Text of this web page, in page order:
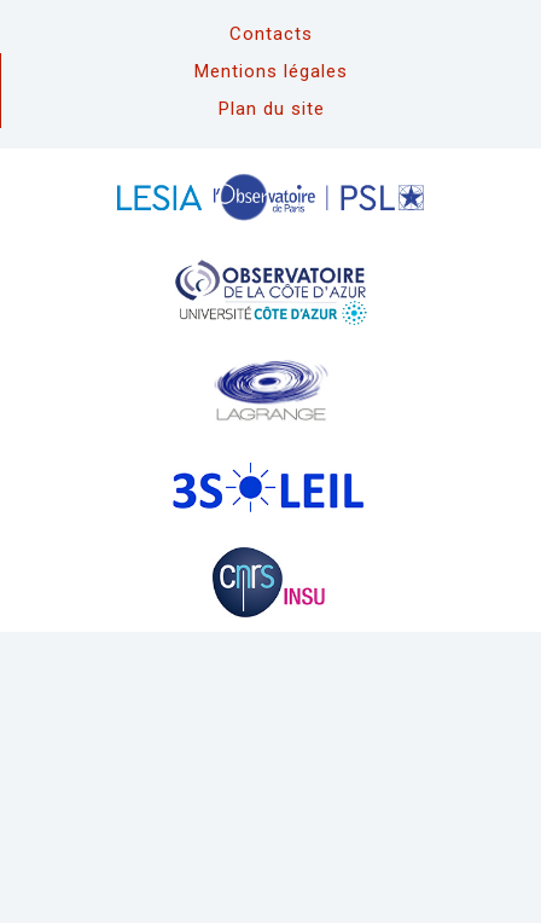
Contacts
Mentions légales
Plan du site